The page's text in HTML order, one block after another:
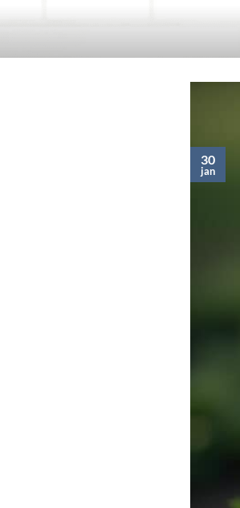
30
jan